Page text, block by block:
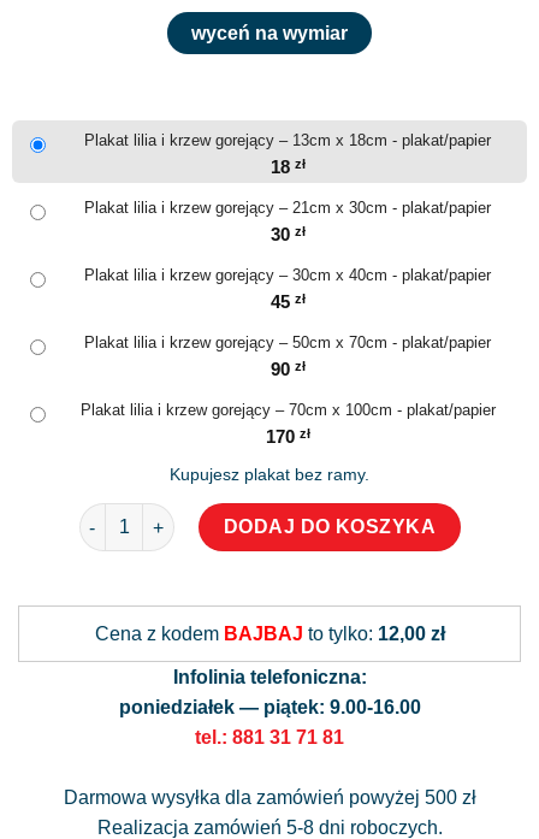
wyceń na wymiar
Plakat lilia i krzew gorejący – 13cm x 18cm - plakat/papier
18 zł
Plakat lilia i krzew gorejący – 21cm x 30cm - plakat/papier
30 zł
Plakat lilia i krzew gorejący – 30cm x 40cm - plakat/papier
45 zł
Plakat lilia i krzew gorejący – 50cm x 70cm - plakat/papier
90 zł
Plakat lilia i krzew gorejący – 70cm x 100cm - plakat/papier
170 zł
Kupujesz plakat bez ramy.
ilość Plakat lilia i krzew gorejący
DODAJ DO KOSZYKA
Cena z kodem BAJBAJ to tylko: 12,00 zł
Infolinia telefoniczna:
poniedziałek — piątek: 9.00-16.00
tel.: 881 31 71 81
Darmowa wysyłka dla zamówień powyżej 500 zł
Realizacja zamówień 5-8 dni roboczych.